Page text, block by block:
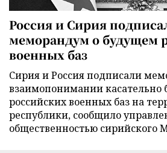
Россия и Сирия
меморандум о будущем
военных баз
Сирия и Россия подписали
взаимопонимании касательно
российских военных баз на
республики, сообщило
общественностью сирийского